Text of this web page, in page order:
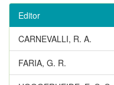
Editor
CARNEVALLI, R. A.
FARIA, G. R.